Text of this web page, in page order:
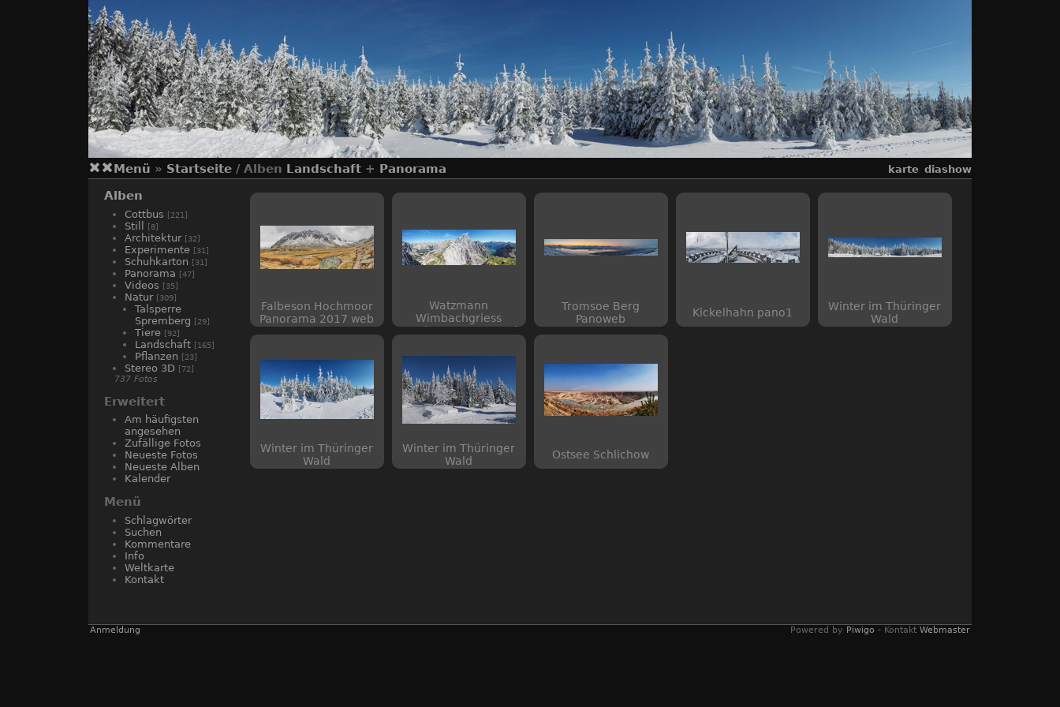
Menü » Startseite / Alben Landschaft + Panorama karte diashow
Alben
Cottbus [221]
Still [8]
Architektur [32]
Experimente [31]
Schuhkarton [31]
Panorama [47]
Videos [35]
Natur [309]
Talsperre
Spremberg
[29]
Tiere [92]
Landschaft [165]
Pflanzen [23]
Stereo 3D [72]
737 Fotos
Erweitert
Am häufigsten
angesehen
Zufällige Fotos
Neueste Fotos
Neueste Alben
Kalender
Menü
Schlagwörter
Suchen
Kommentare
Info
Weltkarte
Kontakt
Falbeson Hochmoor
Panorama 2017 web
Watzmann
Wimbachgriess
Koenigsee Pano-2 web
Tromsoe Berg
Panoweb
Kickelhahn pano1
Winter im Thüringer
Wald
Winter im Thüringer
Wald
Winter im Thüringer
Wald
Ostsee Schlichow
Anmeldung Powered by Piwigo - Kontakt Webmaster